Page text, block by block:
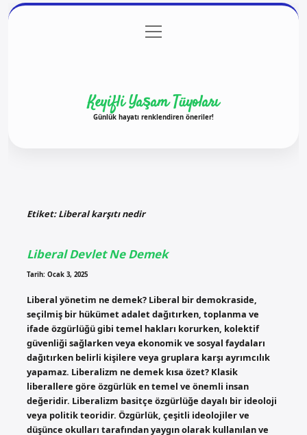
Gizlilik Politikası
menüyü
aç
Keyifli Yaşam Tüyoları
Günlük hayatı renklendiren öneriler!
Etiket:Liberal karşıtı nedir
Liberal Devlet Ne Demek
Tarih: Ocak 3, 2025
Liberal yönetim ne demek? Liberal bir demokraside,
seçilmiş bir hükümet adalet dağıtırken, toplanma ve
ifade özgürlüğü gibi temel hakları korurken, kolektif
güvenliği sağlarken veya ekonomik ve sosyal faydaları
dağıtırken belirli kişilere veya gruplara karşı ayrımcılık
yapamaz. Liberalizm ne demek kısa özet? Klasik
liberallere göre özgürlük en temel ve önemli insan
değeridir. Liberalizm basitçe özgürlüğe dayalı bir ideoloji
veya politik teoridir. Özgürlük, çeşitli ideolojiler ve
düşünce okulları tarafından yaygın olarak kullanılan ve